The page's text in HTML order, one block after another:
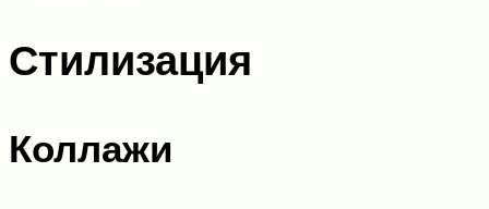
Стилизация
Коллажи